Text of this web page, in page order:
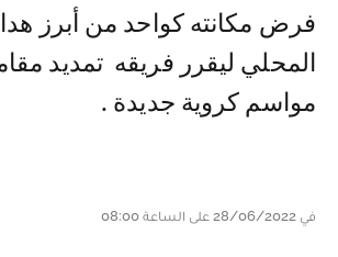
فرض مكانته كواحد من أبرز
المحلي ليقرر فريقه تمديد
مواسم كروية جديدة .
في 28/06/2022 على الساعة 08:00